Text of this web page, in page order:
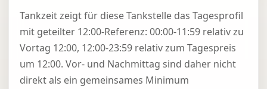
Tankzeit zeigt für diese Tankstelle das Tagesprofil
mit geteilter 12:00-Referenz: 00:00-11:59 relativ zu
Vortag 12:00, 12:00-23:59 relativ zum Tagespreis
um 12:00. Vor- und Nachmittag sind daher nicht
direkt als ein gemeinsames Minimum